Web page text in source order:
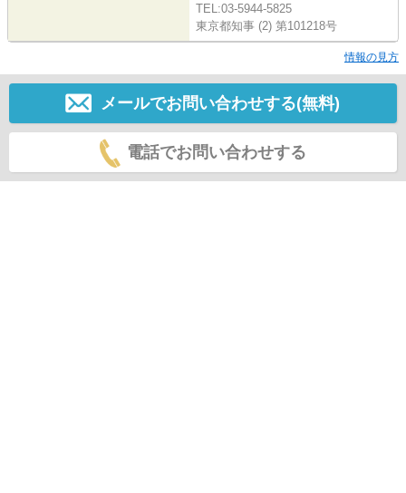
TEL:03-5944-5825
東京都知事 (2) 第101218号
情報の見方
メールでお問い合わせする(無料)
電話でお問い合わせする